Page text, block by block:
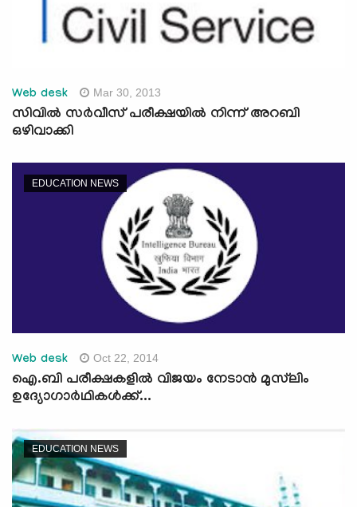
Web desk Mar 30, 2013
സിവില്‍ സര്‍വീസ് പരീക്ഷയില്‍ നിന്ന് അറബി
ഒഴിവാക്കി
EDUCATION NEWS
Web desk Oct 22, 2014
ഐ.ബി പരീക്ഷകളില്‍ വിജയം നേടാന്‍ മുസ്‍ലിം
ഉദ്യോഗാര്‍ഥികള്‍ക്ക്...
EDUCATION NEWS